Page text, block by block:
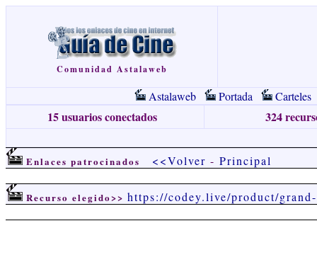
Comunidad Astalaweb
Astalaweb Portada Carteles
15 usuarios conectados 324
Enlaces patrocinados <<Volver - Principal
Recurso elegido>> https://codey.live/product/